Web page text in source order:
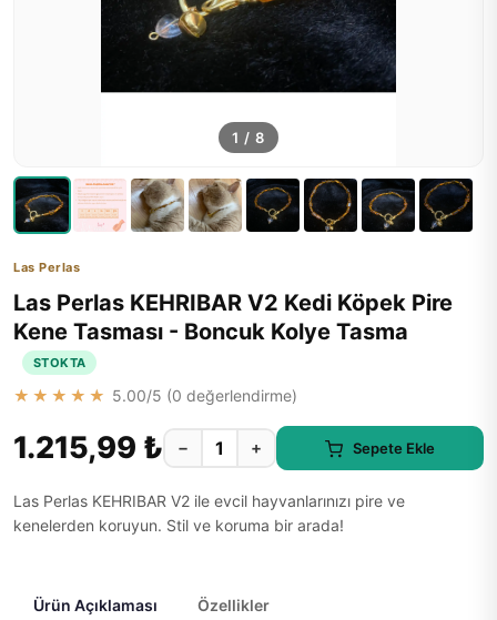
1 / 8
Las Perlas
Las Perlas KEHRIBAR V2 Kedi Köpek Pire
Kene Tasması - Boncuk Kolye Tasma
STOKTA
★★★★★ 5.00/5 (0 değerlendirme)
1.215,99 ₺ − + Sepete Ekle
Las Perlas KEHRIBAR V2 ile evcil hayvanlarınızı pire ve
kenelerden koruyun. Stil ve koruma bir arada!
Ürün Açıklaması Özellikler